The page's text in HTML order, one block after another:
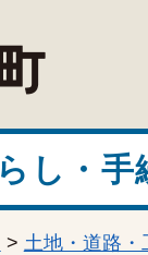
し・手
> 土地・道路・